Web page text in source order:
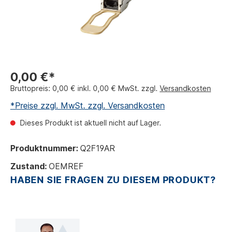
0,00 €*
Bruttopreis: 0,00 € inkl. 0,00 € MwSt. zzgl. Versandkosten
*Preise zzgl. MwSt. zzgl. Versandkosten
Dieses Produkt ist aktuell nicht auf Lager.
Produktnummer: Q2F19AR
Zustand: OEMREF
HABEN SIE FRAGEN ZU DIESEM PRODUKT?